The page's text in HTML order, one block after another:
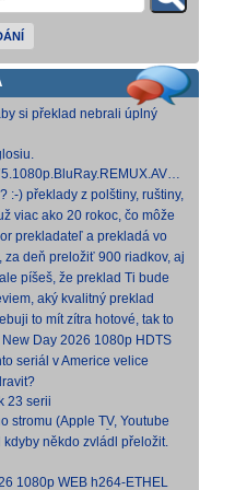
si překlad nebrali úplný
prznit translátorem :-(
Dnes na WS.
:-) překlady z polštiny, ruštiny,
angličtiny (12-24 hod
viac ako 20 rokoc, čo môže
(pokojne aj nad 40, či 50).
prekladateľ a prekladá vo
a iné, nemal by to byť
za deň preložiť 900 riadkov, aj
plus úprava
píšeš, že preklad Ti bude
poctivý konvenčný preklad,
aký kvalitný preklad
to bude tvoj prvý (aspoň na
to mít zítra hotové, tak to
Day 2026 1080p HDTS
seriál v Americe velice
škoda, že nemá české
23 serii
stromu (Apple TV, Youtube
CZ/SK, bez titulků
kdyby někdo zvládl přeložit.
1080p WEB h264-ETHEL